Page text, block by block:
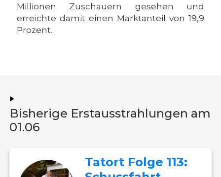
Millionen Zuschauern gesehen und
erreichte damit einen Marktanteil von 19,9
Prozent.
Bisherige Erstausstrahlungen am
01.06
Tatort Folge 113: